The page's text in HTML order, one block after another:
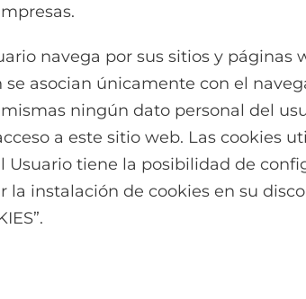
navega por sus sitios y páginas
asocian únicamente con el
ningún dato personal del
a este sitio web. Las cookies
tiene la posibilidad de
instalación de cookies en su